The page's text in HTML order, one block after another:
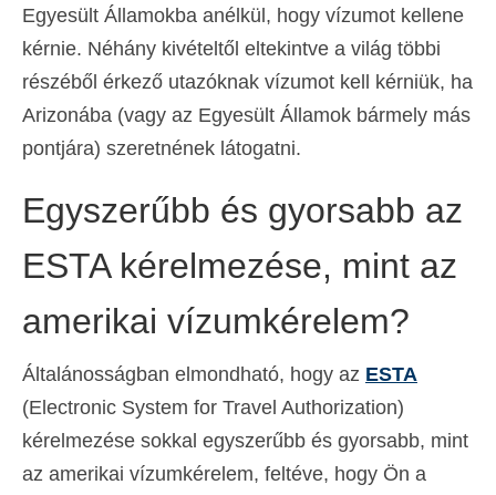
Português(Portugál
Slovenčina (Szlovák )
Slovenščina(Szlovén)
Español( Spanyol)
Svenska( Svéd)
Egyesült Államokba anélkül, hogy vízumot kellene
kérnie. Néhány kivételtől eltekintve a világ többi
részéből érkező utazóknak vízumot kell kérniük, ha
Arizonába (vagy az Egyesült Államok bármely más
pontjára) szeretnének látogatni.
Egyszerűbb és gyorsabb az
ESTA kérelmezése, mint az
amerikai vízumkérelem?
Általánosságban elmondható, hogy az ESTA
(Electronic System for Travel Authorization)
kérelmezése sokkal egyszerűbb és gyorsabb, mint
az amerikai vízumkérelem, feltéve, hogy Ön a